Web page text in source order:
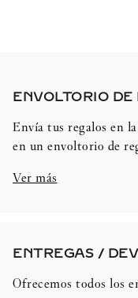
ENVOLTORIO DE
Envía tus regalos en
en un envoltorio de
Ver más
ENTREGAS /
Ofrecemos todos los